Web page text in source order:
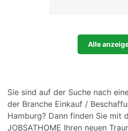
Alle
Sie sind auf der Suche nach
der Branche Einkauf /
Hamburg? Dann finden Sie mit
JOBSATHOME Ihren neuen